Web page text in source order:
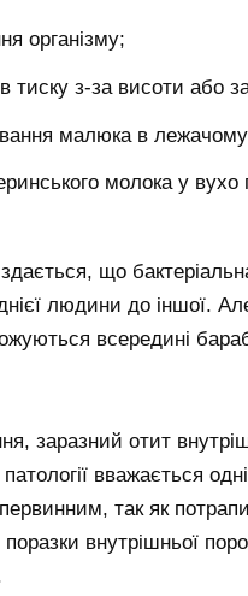
організму;
тиску з-за висоти або
малюка в
молока у вухо
що
людини до іншої.
всередині
заразний отит
вважається
так як
внутрішньої